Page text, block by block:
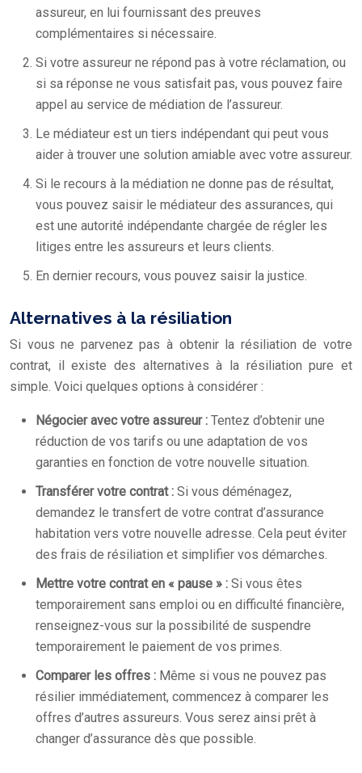
assureur, en lui fournissant des preuves
complémentaires si nécessaire.
Si votre assureur ne répond pas à votre réclamation, ou
si sa réponse ne vous satisfait pas, vous pouvez faire
appel au service de médiation de l’assureur.
Le médiateur est un tiers indépendant qui peut vous
aider à trouver une solution amiable avec votre assureur.
Si le recours à la médiation ne donne pas de résultat,
vous pouvez saisir le médiateur des assurances, qui
est une autorité indépendante chargée de régler les
litiges entre les assureurs et leurs clients.
En dernier recours, vous pouvez saisir la justice.
Alternatives à la résiliation
Si vous ne parvenez pas à obtenir la résiliation de votre
contrat, il existe des alternatives à la résiliation pure et
simple. Voici quelques options à considérer :
Négocier avec votre assureur : Tentez d’obtenir une
réduction de vos tarifs ou une adaptation de vos
garanties en fonction de votre nouvelle situation.
Transférer votre contrat : Si vous déménagez,
demandez le transfert de votre contrat d’assurance
habitation vers votre nouvelle adresse. Cela peut éviter
des frais de résiliation et simplifier vos démarches.
Mettre votre contrat en « pause » : Si vous êtes
temporairement sans emploi ou en difficulté financière,
renseignez-vous sur la possibilité de suspendre
temporairement le paiement de vos primes.
Comparer les offres : Même si vous ne pouvez pas
résilier immédiatement, commencez à comparer les
offres d’autres assureurs. Vous serez ainsi prêt à
changer d’assurance dès que possible.